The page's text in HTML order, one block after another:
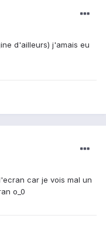
d'ailleurs) j'amais eu
car je vois mal un
o_0